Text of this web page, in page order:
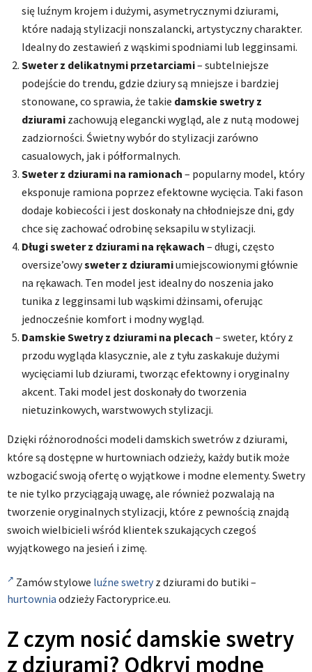
się luźnym krojem i dużymi, asymetrycznymi dziurami,
które nadają stylizacji nonszalancki, artystyczny charakter.
Idealny do zestawień z wąskimi spodniami lub legginsami.
Sweter z delikatnymi przetarciami– subtelniejsze
podejście do trendu, gdzie dziury są mniejsze i bardziej
stonowane, co sprawia, że takie damskie swetry z
dziurami zachowują elegancki wygląd, ale z nutą modowej
zadziorności. Świetny wybór do stylizacji zarówno
casualowych, jak i półformalnych.
Sweter z dziurami na ramionach – popularny model, który
eksponuje ramiona poprzez efektowne wycięcia. Taki fason
dodaje kobiecości i jest doskonały na chłodniejsze dni, gdy
chce się zachować odrobinę seksapilu w stylizacji.
Długi sweter z dziurami na rękawach – długi, często
oversize’owysweter z dziuramiumiejscowionymi głównie
na rękawach. Ten model jest idealny do noszenia jako
tunika z legginsami lub wąskimi dżinsami, oferując
jednocześnie komfort i modny wygląd.
Damskie Swetry z dziurami na plecach – sweter, który z
przodu wygląda klasycznie, ale z tyłu zaskakuje dużymi
wycięciami lub dziurami, tworząc efektowny i oryginalny
akcent. Taki model jest doskonały do tworzenia
nietuzinkowych, warstwowych stylizacji.
Dzięki różnorodności modeli damskich swetrów z dziurami,
które są dostępne w hurtowniach odzieży, każdy butik może
wzbogacić swoją ofertę o wyjątkowe i modne elementy. Swetry
te nie tylko przyciągają uwagę, ale również pozwalają na
tworzenie oryginalnych stylizacji, które z pewnością znajdą
swoich wielbicieli wśród klientek szukających czegoś
wyjątkowego na jesień i zimę.
Zamów stylowe luźne swetryz dziurami do butiki –
hurtownia odzieży Factoryprice.eu.
Z czym nosić damskie swetry
z dziurami? Odkryj modne